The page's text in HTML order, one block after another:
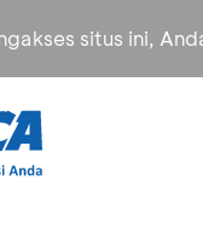
situs ini,